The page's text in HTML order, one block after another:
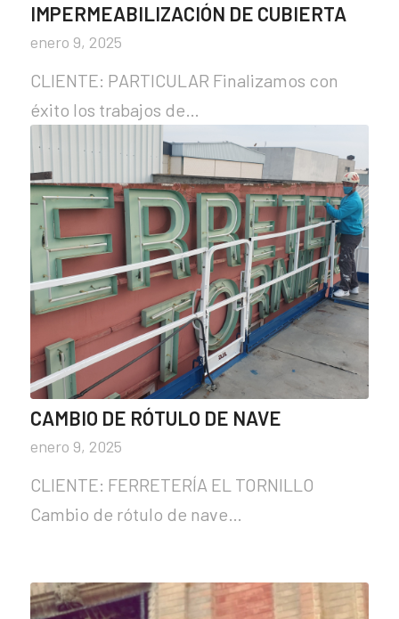
IMPERMEABILIZACIÓN DE CUBIERTA
enero 9, 2025
CLIENTE: PARTICULAR Finalizamos con
éxito los trabajos de…
CAMBIO DE RÓTULO DE NAVE
enero 9, 2025
CLIENTE: FERRETERÍA EL TORNILLO
Cambio de rótulo de nave…